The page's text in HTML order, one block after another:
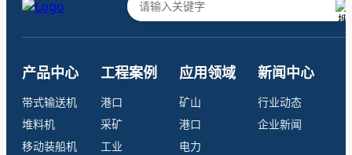
产品中心
带式输送机
堆料机
移动装船机
工程案例
港口
采矿
工业
应用领域
矿山
港口
电力
新闻中心
行业动态
企业新闻